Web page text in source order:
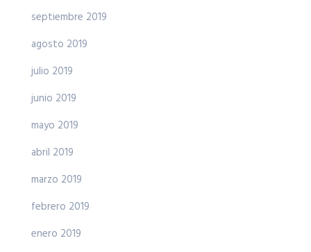
septiembre 2019
agosto 2019
julio 2019
junio 2019
mayo 2019
abril 2019
marzo 2019
febrero 2019
enero 2019